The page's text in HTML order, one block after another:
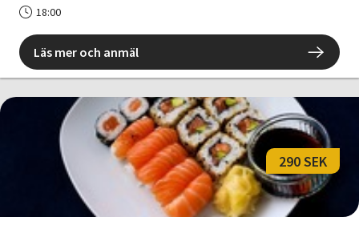
18:00
Läs mer och anmäl
290 SEK